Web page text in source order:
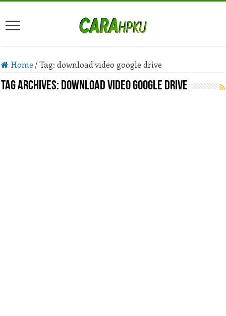
Home / Tag:download video google drive
Tag Archives: download video google drive